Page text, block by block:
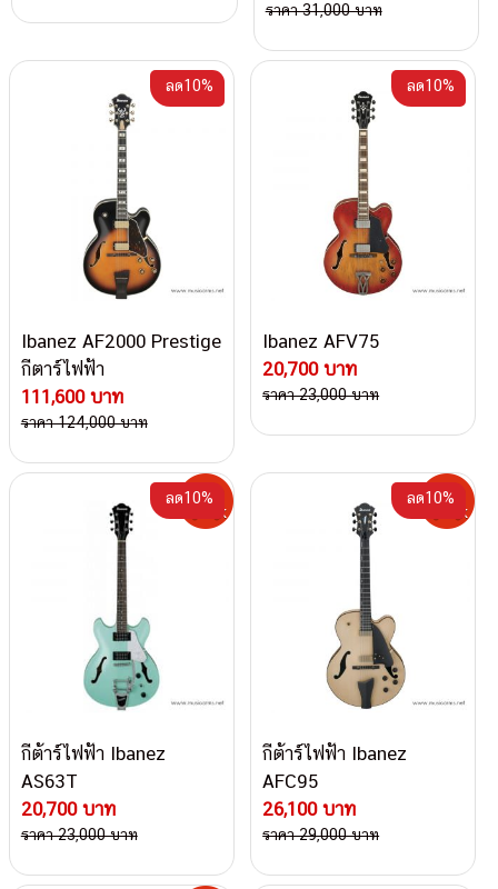
ราคา 31,000 บาท
Ibanez AF2000 Prestige
กีตาร์ไฟฟ้า
111,600 บาท
ลด10%
ราคา 124,000 บาท
Ibanez AFV75
20,700 บาท
ลด10%
ราคา 23,000 บาท
กีต้าร์ไฟฟ้า Ibanez
AS63T
20,700 บาท
ลด10%
ราคา 23,000 บาท
กีต้าร์ไฟฟ้า Ibanez
AFC95
26,100 บาท
ลด10%
ราคา 29,000 บาท